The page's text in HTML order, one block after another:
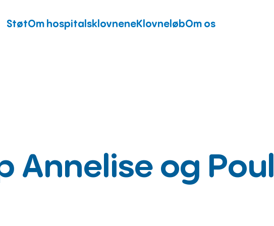
StøtOm hospitalsklovneneKlovneløbOm os
Annelise og Poul